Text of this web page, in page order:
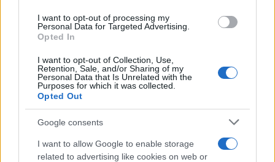
I want to opt-out of processing my
Personal Data for Targeted Advertising.
Opted In
I want to opt-out of Collection, Use,
Retention, Sale, and/or Sharing of my
Personal Data that Is Unrelated with the
Purposes for which it was collected.
Opted Out
Google consents
I want to allow Google to enable storage
related to advertising like cookies on web or
ΔΙΑΦΗΜΙΣΗ